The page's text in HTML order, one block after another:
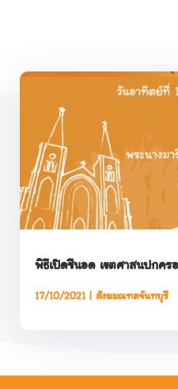
พิธีเปิดซีนอด เขตศาสนปกค
17/10/2021 |สังฆมณฑลจันทบุรี